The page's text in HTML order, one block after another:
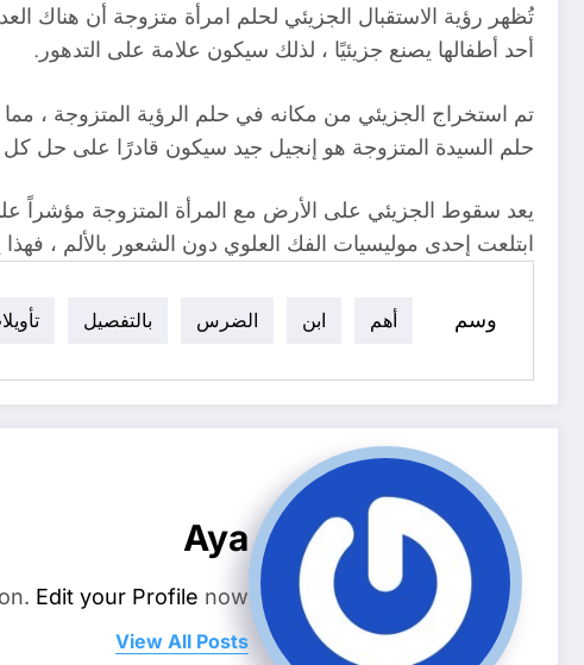
تُظهر رؤية الاستقبال الجزيئي لحلم امرأة متزوجة أن هناك
أحد أطفالها يصنع جزيئيًا ، لذلك سيكون علامة على التدهور.
تم استخراج الجزيئي من مكانه في حلم الرؤية المتزوجة ،
حلم السيدة المتزوجة هو إنجيل جيد سيكون قادرًا على حل
يعد سقوط الجزيئي على الأرض مع المرأة المتزوجة مؤشراً
ابتلعت إحدى موليسيات الفك العلوي دون الشعور بالألم ، فهذا
وسم أهم ابن الضرس بالتفصيل
Aya
Edit your Profile now.
View All Posts